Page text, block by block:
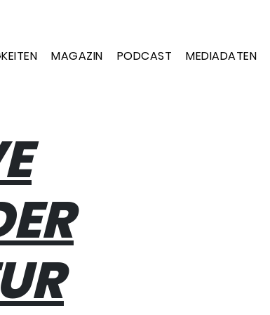
MAGAZIN PODCAST MEDIADATEN